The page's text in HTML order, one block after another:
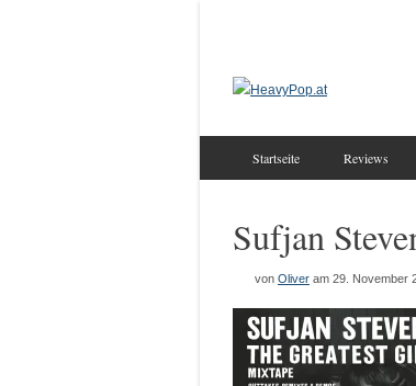
Startseite Reviews
Sufjan
von Oliver am 29. November